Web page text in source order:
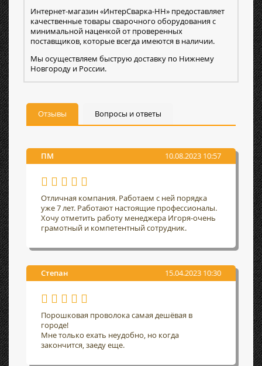
Интернет-магазин «ИнтерСварка-НН» предоставляет
качественные товары сварочного оборудования с
минимальной наценкой от проверенных
поставщиков, которые всегда имеются в наличии.
Мы осуществляем быструю доставку по Нижнему
Новгороду и России.
Отзывы Вопросы и ответы
ПМ 10.08.2023 10:57
Отличная компания. Работаем с ней порядка
уже 7 лет. Работают настоящие профессионалы.
Хочу отметить работу менеджера Игоря-очень
грамотный и компетентный сотрудник.
Степан 15.04.2023 10:30
Порошковая проволока самая дешёвая в
городе!
Мне только ехать неудобно, но когда
закончится, заеду еще.